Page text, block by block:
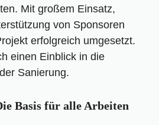
Mit großem Einsatz,
von Sponsoren
erfolgreich umgesetzt.
einen Einblick in die
Sanierung.
Basis für alle Arbeiten